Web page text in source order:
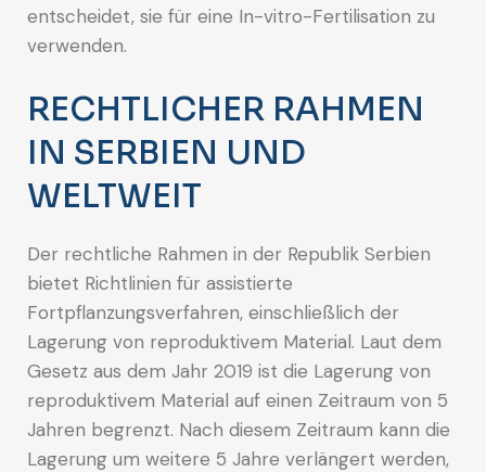
entscheidet, sie für eine In-vitro-Fertilisation zu
verwenden.
RECHTLICHER RAHMEN
IN SERBIEN UND
WELTWEIT
Der rechtliche Rahmen in der Republik Serbien
bietet Richtlinien für assistierte
Fortpflanzungsverfahren, einschließlich der
Lagerung von reproduktivem Material. Laut dem
Gesetz aus dem Jahr 2019 ist die Lagerung von
reproduktivem Material auf einen Zeitraum von 5
Jahren begrenzt. Nach diesem Zeitraum kann die
Lagerung um weitere 5 Jahre verlängert werden,